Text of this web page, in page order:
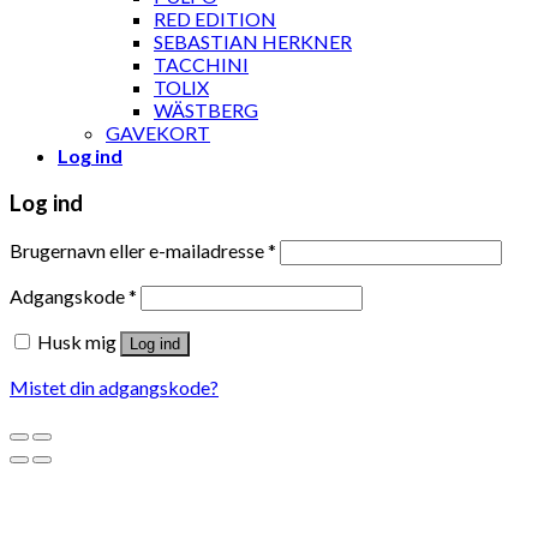
RED EDITION
SEBASTIAN HERKNER
TACCHINI
TOLIX
WÄSTBERG
GAVEKORT
Log ind
Log ind
Brugernavn eller e-mailadresse*
Adgangskode*
Husk mig
Log ind
Mistet din adgangskode?